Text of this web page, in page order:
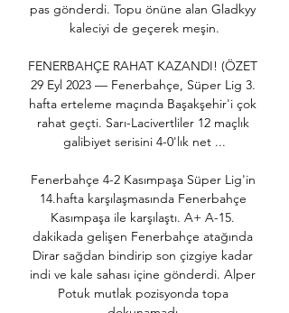
pas gönderdi. Topu önüne alan Gladkyy
kaleciyi de geçerek meşin.
FENERBAHÇE RAHAT KAZANDI! (ÖZET
29 Eyl 2023 — Fenerbahçe, Süper Lig 3.
hafta erteleme maçında Başakşehir'i çok
rahat geçti. Sarı-Lacivertliler 12 maçlık
galibiyet serisini 4-0'lık net ...
Fenerbahçe 4-2 Kasımpaşa Süper Lig'in
14.hafta karşılaşmasında Fenerbahçe
Kasımpaşa ile karşılaştı. A+ A-15.
dakikada gelişen Fenerbahçe atağında
Dirar sağdan bindirip son çizgiye kadar
indi ve kale sahası içine gönderdi. Alper
Potuk mutlak pozisyonda topa